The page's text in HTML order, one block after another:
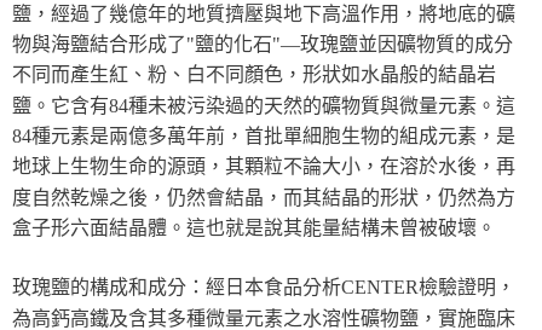
鹽，經過了幾億年的地質擠壓與地下高溫作用，將地底的礦
物與海鹽結合形成了"鹽的化石"—玫瑰鹽並因礦物質的成分
不同而產生紅、粉、白不同顏色，形狀如水晶般的結晶岩
鹽。它含有84種未被污染過的天然的礦物質與微量元素。這
84種元素是兩億多萬年前，首批單細胞生物的組成元素，是
地球上生物生命的源頭，其顆粒不論大小，在溶於水後，再
度自然乾燥之後，仍然會結晶，而其結晶的形狀，仍然為方
盒子形六面結晶體。這也就是說其能量結構未曾被破壞。
玫瑰鹽的構成和成分：經日本食品分析CENTER檢驗證明，
為高鈣高鐵及含其多種微量元素之水溶性礦物鹽，實施臨床